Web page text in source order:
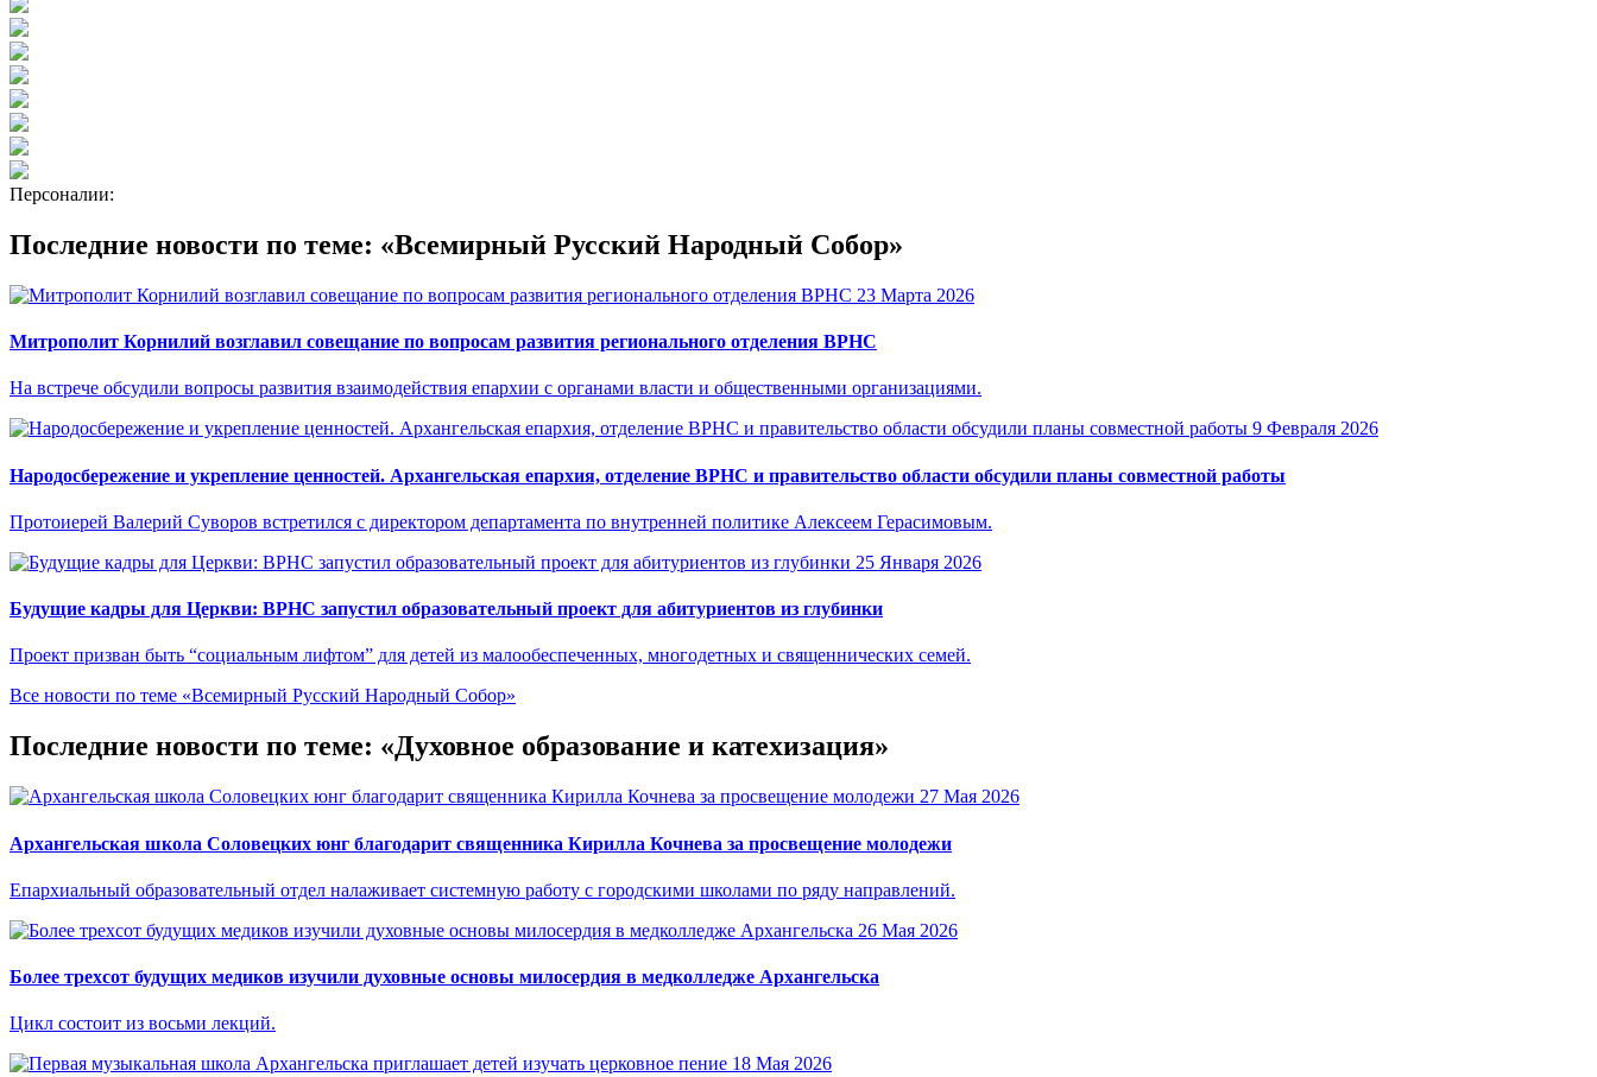
Персоналии:
Последние новости по теме: «Всемирный Русский Народный Собор»
23 Марта 2026
Митрополит Корнилий возглавил совещание по вопросам развития регионального отделения ВРНС
На встрече обсудили вопросы развития взаимодействия епархии с органами власти и общественными организациями.
9 Февраля 2026
Народосбережение и укрепление ценностей. Архангельская епархия, отделение ВРНС и правительство области обсудили планы совместной работы
Протоиерей Валерий Суворов встретился с директором департамента по внутренней политике Алексеем Герасимовым.
25 Января 2026
Будущие кадры для Церкви: ВРНС запустил образовательный проект для абитуриентов из глубинки
Проект призван быть “социальным лифтом” для детей из малообеспеченных, многодетных и священнических семей.
Все новости по теме «Всемирный Русский Народный Собор»
Последние новости по теме: «Духовное образование и катехизация»
27 Мая 2026
Архангельская школа Соловецких юнг благодарит священника Кирилла Кочнева за просвещение молодежи
Епархиальный образовательный отдел налаживает системную работу с городскими школами по ряду направлений.
26 Мая 2026
Более трехсот будущих медиков изучили духовные основы милосердия в медколледже Архангельска
Цикл состоит из восьми лекций.
18 Мая 2026